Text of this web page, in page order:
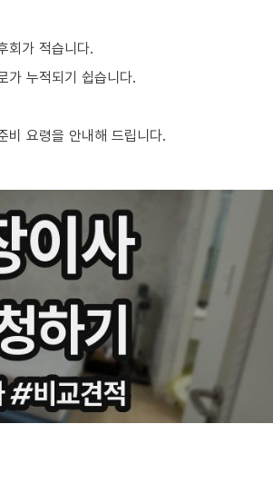
회가 적습니다.
가 누적되기 쉽습니다.
비 요령을 안내해 드립니다.